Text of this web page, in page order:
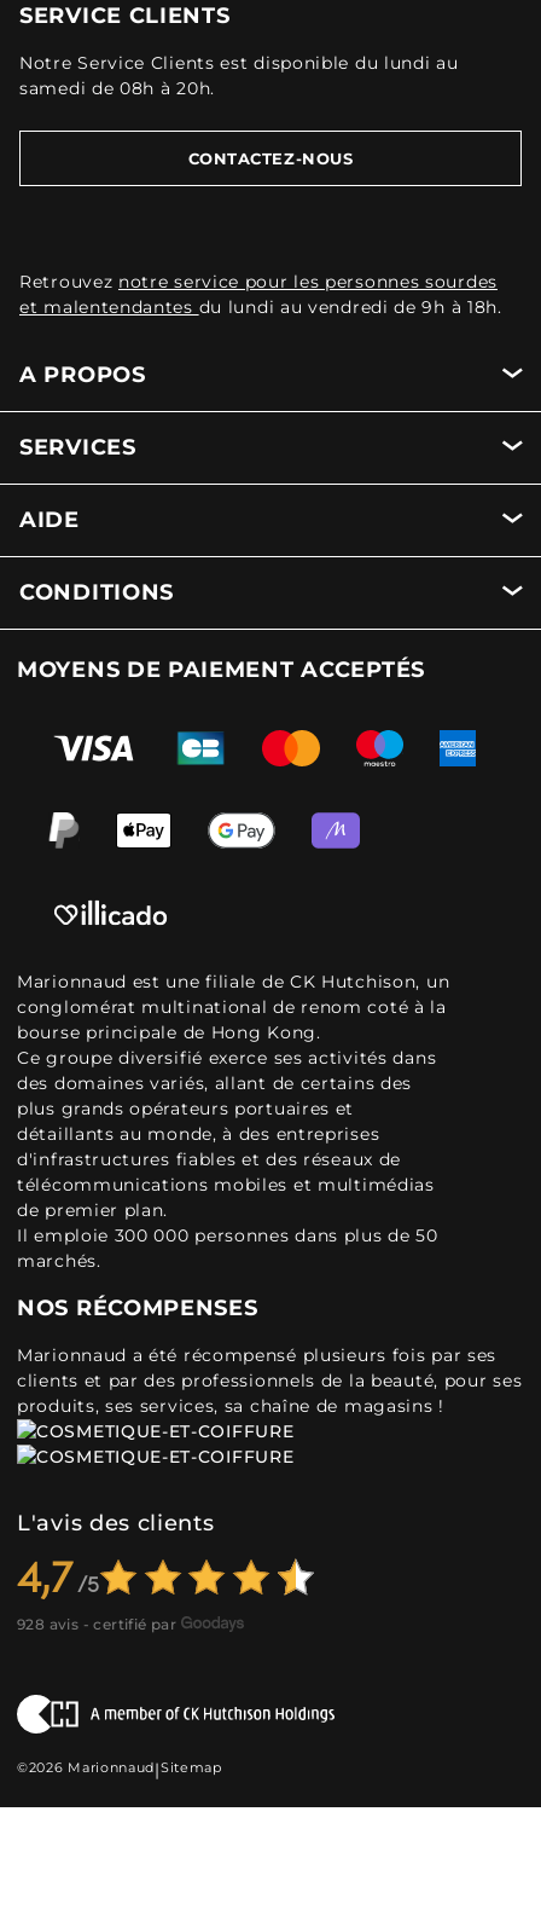
SERVICE CLIENTS
Notre Service Clients est disponible du lundi au
samedi de 08h à 20h.
CONTACTEZ-NOUS
Retrouvez notre service pour les personnes sourdes
et malentendantes du lundi au vendredi de 9h à 18h.
A PROPOS
SERVICES
AIDE
CONDITIONS
MOYENS DE PAIEMENT ACCEPTÉS
Marionnaud est une filiale de CK Hutchison, un
conglomérat multinational de renom coté à la
bourse principale de Hong Kong.
Ce groupe diversifié exerce ses activités dans
des domaines variés, allant de certains des
plus grands opérateurs portuaires et
détaillants au monde, à des entreprises
d'infrastructures fiables et des réseaux de
télécommunications mobiles et multimédias
de premier plan.
Il emploie 300 000 personnes dans plus de 50
marchés.
NOS RÉCOMPENSES
Marionnaud a été récompensé plusieurs fois par ses
clients et par des professionnels de la beauté, pour ses
produits, ses services, sa chaîne de magasins !
L'avis des clients
4,7
928 avis - certifié par
©2026 Marionnaud|Sitemap